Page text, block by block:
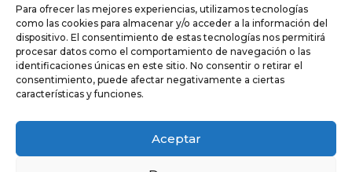
Para ofrecer las mejores experiencias, utilizamos tecnologías
como las cookies para almacenar y/o acceder a la información del
dispositivo. El consentimiento de estas tecnologías nos permitirá
procesar datos como el comportamiento de navegación o las
identificaciones únicas en este sitio. No consentir o retirar el
consentimiento, puede afectar negativamente a ciertas
características y funciones.
Aceptar